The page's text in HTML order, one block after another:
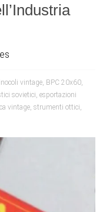
vintage, BPC 20x60,
sovietici,esportazioni
vintage,strumenti ottici,